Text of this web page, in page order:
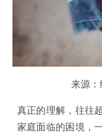
来源：
真正的理解，往往
家庭面临的困境，